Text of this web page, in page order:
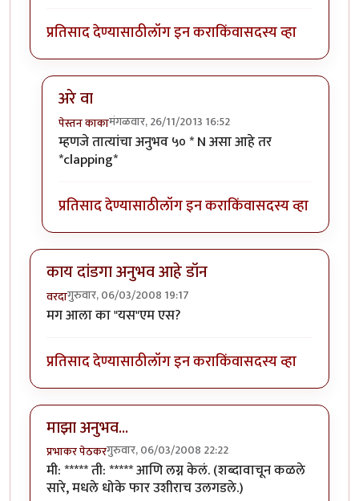
प्रतिसाद देण्यासाठीलॉग इन कराकिंवासदस्य व्हा
अरे वा
पेस्तन काकामंगळवार, 26/11/2013 16:52
In reply toधमाल..byविसोबा खेचर
म्हणजे तात्यांचा अनुभव ५० * N असा आहे तर
*clapping*
प्रतिसाद देण्यासाठीलॉग इन कराकिंवासदस्य व्हा
काय दांडगा अनुभव आहे डॉन
वरदागुरुवार, 06/03/2008 19:17
मग आला का "यस"एम एस?
प्रतिसाद देण्यासाठीलॉग इन कराकिंवासदस्य व्हा
माझा अनुभव...
प्रभाकर पेठकरगुरुवार, 06/03/2008 22:22
मी: ***** ती: ***** आणि लग्न केलं. (शब्दावाचून कळले
सारे, मधले धोके फार उशीराच उलगडले.)